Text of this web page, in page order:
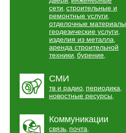
сети, строительные и
ремонтные услуги,
отделочные материалы
геодезические услуги,
изделия из металла,
аренда строительной
техники, бурение,
СМИ
тв и радио, периодика,
новостные ресурсы,
Коммуникации
связь, почта,